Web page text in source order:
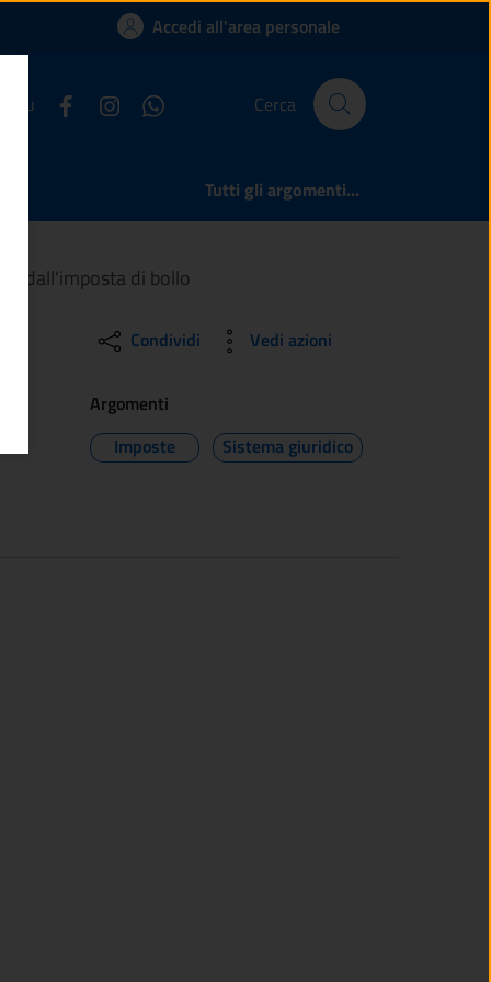
di Sellero
Accedi all'area personale
su Cerca
Tutti gli argomenti...
dall'imposta di bollo
Condividi Vedi azioni
Argomenti
Imposte
Sistema giuridico